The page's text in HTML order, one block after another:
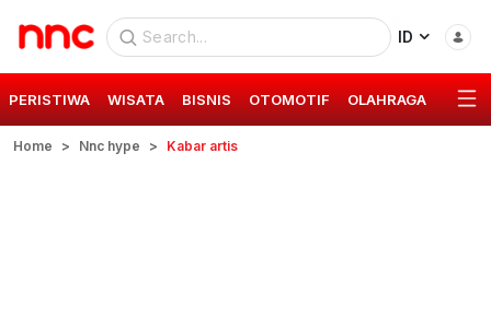
ID
PERISTIWA WISATA BISNIS OTOMOTIF OLAHRAGA GAYA
Home Nnc hype Kabar artis